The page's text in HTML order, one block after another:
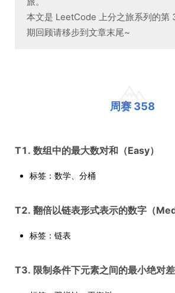
本文是 LeetCode 上分之旅系列的第
期回顾请移步到文章末尾~
周赛 358
T1. 数组中的最大数对和（Easy）
标签：数学、分桶
T2. 翻倍以链表形式表示的数字（
标签：链表
T3. 限制条件下元素之间的最小绝对